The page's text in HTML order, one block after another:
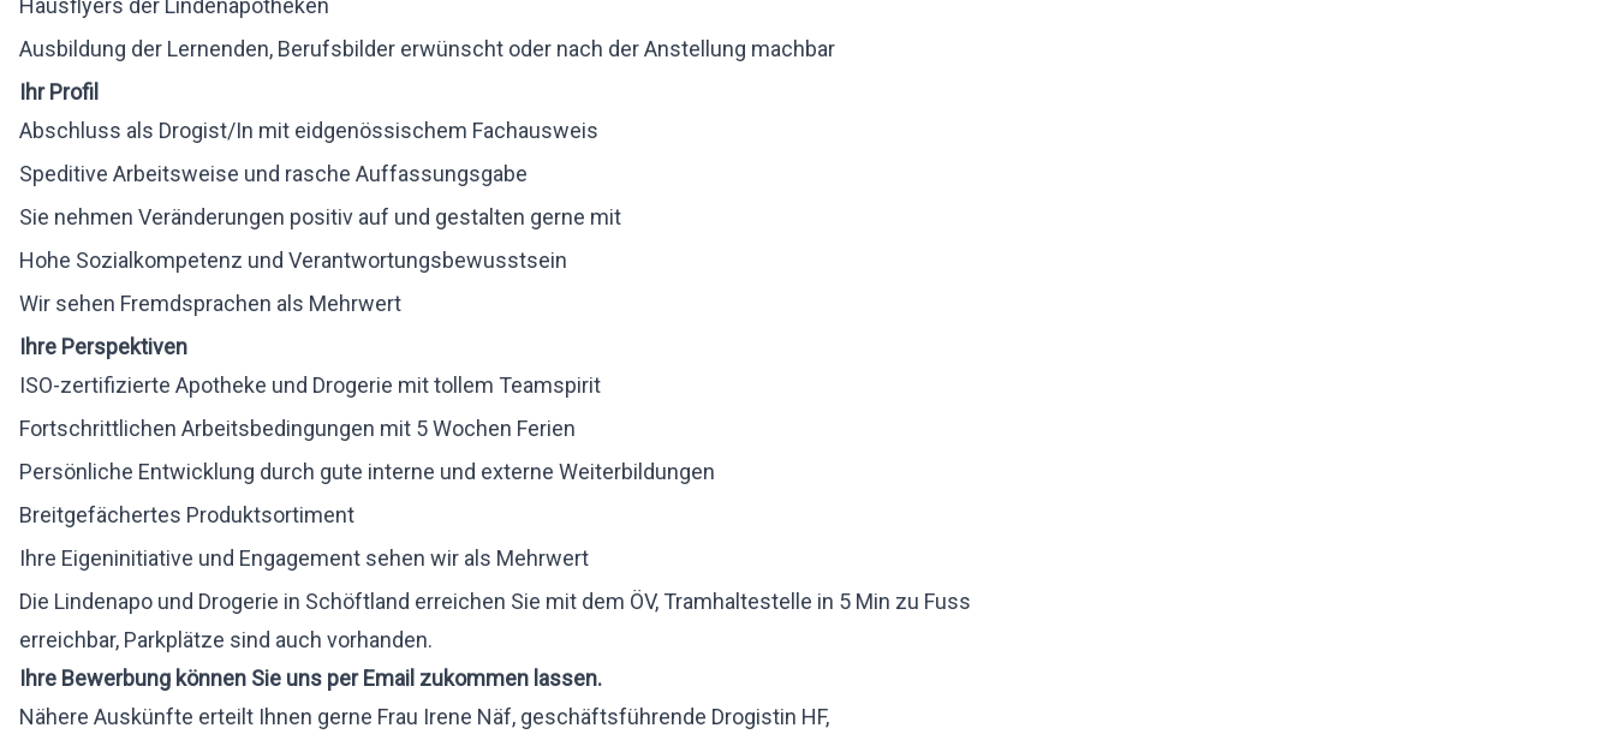
Hausflyers der Lindenapotheken
Ausbildung der Lernenden, Berufsbilder erwünscht oder nach der Anstellung machbar
Ihr Profil
Abschluss als Drogist/In mit eidgenössischem Fachausweis
Speditive Arbeitsweise und rasche Auffassungsgabe
Sie nehmen Veränderungen positiv auf und gestalten gerne mit
Hohe Sozialkompetenz und Verantwortungsbewusstsein
Wir sehen Fremdsprachen als Mehrwert
Ihre Perspektiven
ISO-zertifizierte Apotheke und Drogerie mit tollem Teamspirit
Fortschrittlichen Arbeitsbedingungen mit 5 Wochen Ferien
Persönliche Entwicklung durch gute interne und externe Weiterbildungen
Breitgefächertes Produktsortiment
Ihre Eigeninitiative und Engagement sehen wir als Mehrwert
Die Lindenapo und Drogerie in Schöftland erreichen Sie mit dem ÖV, Tramhaltestelle in 5 Min zu Fuss
erreichbar, Parkplätze sind auch vorhanden.
Ihre Bewerbung können Sie uns perEmail zukommen lassen.
Nähere Auskünfte erteilt Ihnen gerne Frau Irene Näf, geschäftsführende Drogistin HF,